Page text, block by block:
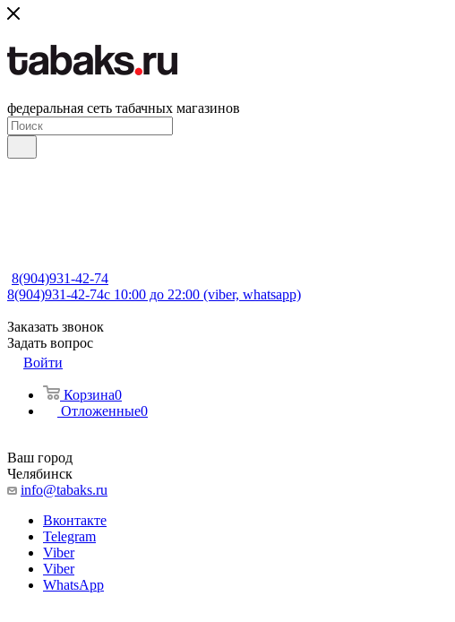
федеральная сеть табачных магазинов
8(904)931-42-74
8(904)931-42-74с 10:00 до 22:00 (viber, whatsapp)
Заказать звонок
Задать вопрос
Войти
Корзина0
Отложенные0
Ваш город
Челябинск
info@tabaks.ru
Вконтакте
Telegram
Viber
Viber
WhatsApp